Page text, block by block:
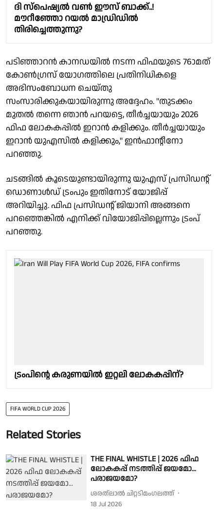
ദി സ്പെഷ്യൽ വൺ ഈസ് ബാക്ക്..!
മൗറീഞ്ഞോ റയൽ മാഡ്രിഡിൽ
തിരിച്ചെത്തുന്നു?
പടിഞ്ഞാറൻ കാനഡയിൽ നടന്ന ഫിഫയുടെ 76ാമത്
കോൺഗ്രസ് യോഗത്തിലെ പ്രതിനിധികളെ
അഭിസംബോധന ചെയ്തു
സംസാരിക്കുകയായിരുന്നു അദ്ദേഹം. "തുടക്കം
മുതൽ തന്നെ ഞാൻ പറയട്ടെ, തീർച്ചയായും 2026
ഫിഫ ലോകകപ്പിൽ ഇറാൻ കളിക്കും. തീർച്ചയായും
ഇറാൻ യുഎസിൽ കളിക്കും," ഇൻഫാൻ്റീനോ
പറഞ്ഞു.
ചടങ്ങിൽ കൂടെയുണ്ടായിരുന്നു യുഎസ് പ്രസിഡൻ്റ്
ഡൊണാൾഡ് ട്രംപും ഇതിനോട് യോജിപ്പ്
അറിയിച്ചു. ഫിഫ പ്രസിഡൻ്റ് ജിയാനി അങ്ങനെ
പറഞ്ഞെങ്കിൽ എനിക്ക് വിയോജിപ്പില്ലെന്നും ട്രംപ്
പറഞ്ഞു.
ട്രംപിൻ്റെ കരുണയിൽ ഇറ്റലി ലോകകപ്പിന്?
FIFA WORLD CUP 2026
Related Stories
THE FINAL WHISTLE | 2026 ഫിഫ
ലോകകപ്പ് നടത്തിപ്പ് ജയമോ...
പരാജയമോ?
ശരത്‌ലാൽ ചിറ്റടിമംഗലത്ത്
18 Jul 2026